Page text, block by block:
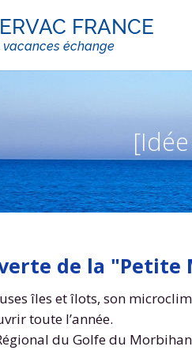
de la "Petite
îles et îlots, son
toute l’année.
du Golfe du